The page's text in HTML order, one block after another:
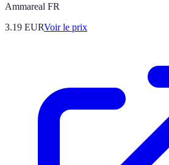
Ammareal FR
3.19 EURVoir le prix